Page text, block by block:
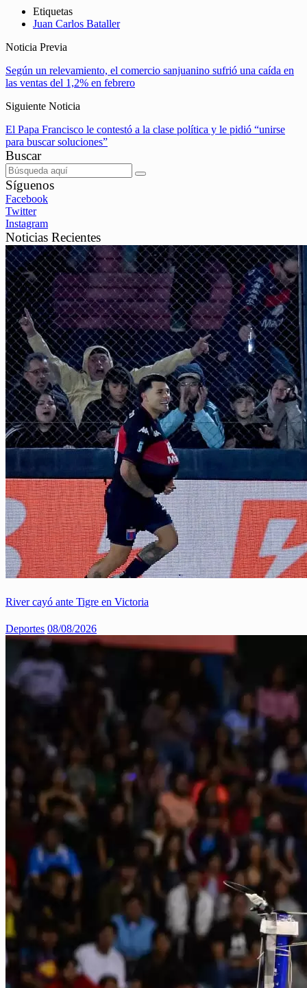
Etiquetas
Juan Carlos Bataller
Noticia Previa
Según un relevamiento, el comercio sanjuanino sufrió una caída en
las ventas del 1,2% en febrero
Siguiente Noticia
El Papa Francisco le contestó a la clase política y le pidió “unirse
para buscar soluciones”
Buscar
Síguenos
Facebook
Twitter
Instagram
Noticias Recientes
River cayó ante Tigre en Victoria
Deportes 08/08/2026